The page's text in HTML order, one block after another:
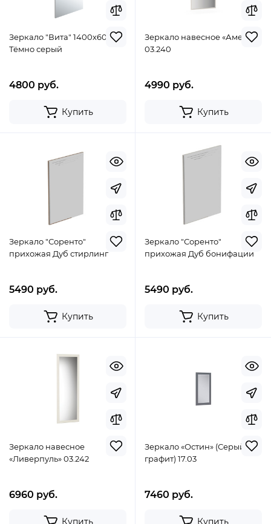
Зеркало "Вита" 1400х600
Тёмно серый
4800 руб.
Купить
Зеркало навесное «Амели»
03.240
4990 руб.
Купить
Зеркало "Соренто"
прихожая Дуб стирлинг
5490 руб.
Купить
Зеркало "Соренто"
прихожая Дуб бонифаций
5490 руб.
Купить
Зеркало навесное
«Ливерпуль» 03.242
6960 руб.
Купить
Зеркало «Остин» (Серый
графит) 17.03
7460 руб.
Купить